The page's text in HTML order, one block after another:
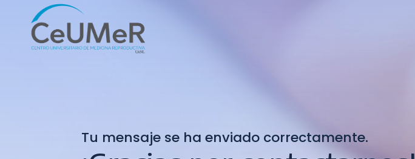
Tu mensaje se ha enviado correctamente.